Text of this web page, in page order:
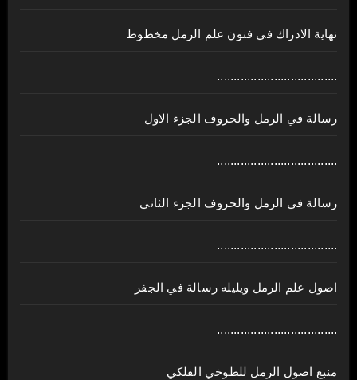
نهاية الادراك في فنون علم الرمل مخطوط
....................................
رسالة في الرمل والحروف الجزء الاول
....................................
رسالة في الرمل والحروف الجزء الثاني
....................................
اصول علم الرمل ويليله رسالة في الجفر
....................................
منبع اصول الرمل للطوخي الفلكي